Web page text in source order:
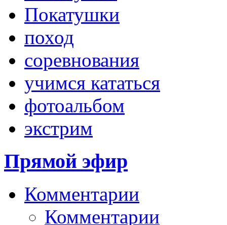
Покатушки
поход
соревнования
учимся кататься
фотоальбом
экстрим
Прямой эфир
Комментарии
Комментарии